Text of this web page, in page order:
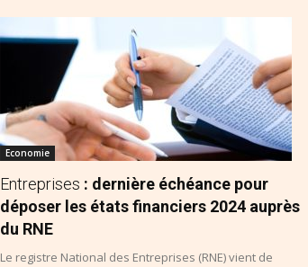
Economie
Entreprises : dernière échéance pour
déposer les états financiers 2024 auprès
du RNE
Le registre National des Entreprises (RNE) vient de